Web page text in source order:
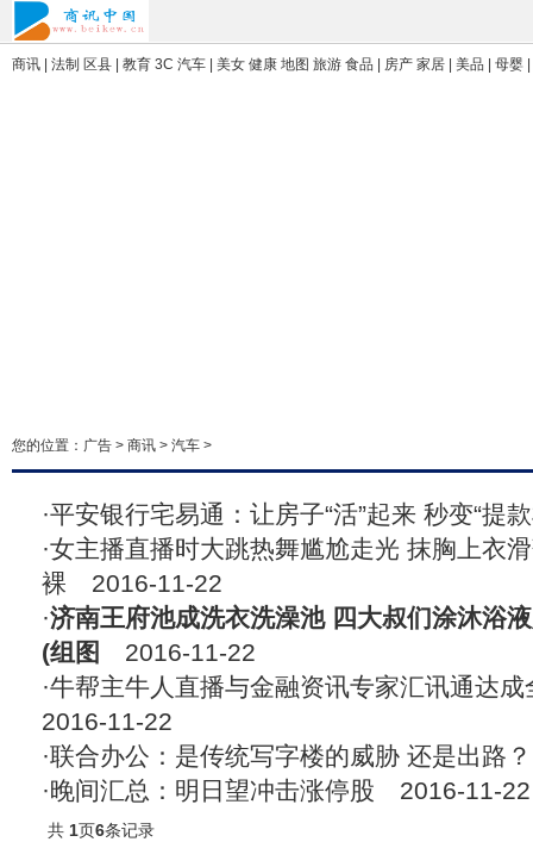
商讯 | 法制 区县 | 教育 3C 汽车 | 美女 健康 地图 旅游 食品 | 房产 家居 | 美品 | 母婴
您的位置： 广告 > 商讯 > 汽车 >
·平安银行宅易通：让房子“活”起来 秒变“提
·女主播直播时大跳热舞尴尬走光 抹胸上衣
裸 2016-11-22
·济南王府池成洗衣洗澡池 四大叔们涂沐浴
(组图
2016-11-22
·牛帮主牛人直播与金融资讯专家汇讯通达成
2016-11-22
·联合办公：是传统写字楼的威胁 还是出路？
·晚间汇总：明日望冲击涨停股 2016-11-22
共 1页6条记录